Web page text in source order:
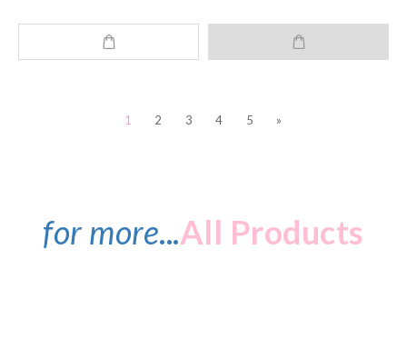
1 2 3 4 5 »
for more...All Products